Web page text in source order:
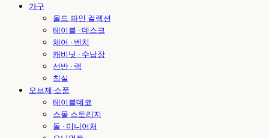
가구
올드 파인 컬렉션
테이블 · 데스크
체어 · 벤치
캐비닛 · 수납장
선반 · 랙
침실
오브제·소품
테이블데코
스몰 스토리지
돌 · 미니어처